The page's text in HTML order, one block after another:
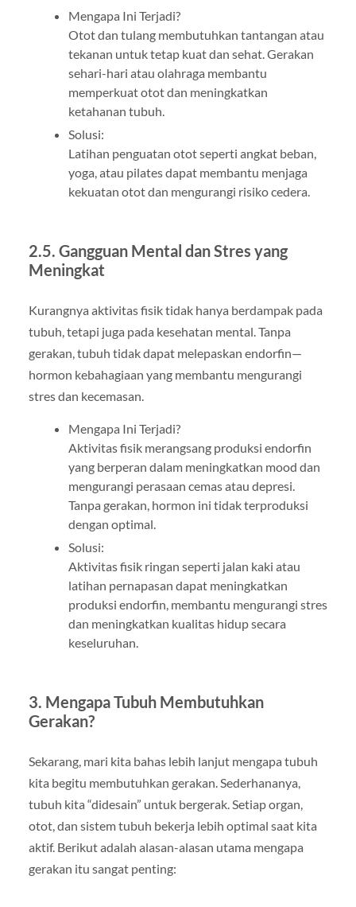
Mengapa Ini Terjadi?
Otot dan tulang membutuhkan tantangan atau
tekanan untuk tetap kuat dan sehat. Gerakan
sehari-hari atau olahraga membantu
memperkuat otot dan meningkatkan
ketahanan tubuh.
Solusi:
Latihan penguatan otot seperti angkat beban,
yoga, atau pilates dapat membantu menjaga
kekuatan otot dan mengurangi risiko cedera.
2.5. Gangguan Mental dan Stres yang
Meningkat
Kurangnya aktivitas fisik tidak hanya berdampak pada
tubuh, tetapi juga pada kesehatan mental. Tanpa
gerakan, tubuh tidak dapat melepaskan endorfin—
hormon kebahagiaan yang membantu mengurangi
stres dan kecemasan.
Mengapa Ini Terjadi?
Aktivitas fisik merangsang produksi endorfin
yang berperan dalam meningkatkan mood dan
mengurangi perasaan cemas atau depresi.
Tanpa gerakan, hormon ini tidak terproduksi
dengan optimal.
Solusi:
Aktivitas fisik ringan seperti jalan kaki atau
latihan pernapasan dapat meningkatkan
produksi endorfin, membantu mengurangi stres
dan meningkatkan kualitas hidup secara
keseluruhan.
3. Mengapa Tubuh Membutuhkan
Gerakan?
Sekarang, mari kita bahas lebih lanjut mengapa tubuh
kita begitu membutuhkan gerakan. Sederhananya,
tubuh kita “didesain” untuk bergerak. Setiap organ,
otot, dan sistem tubuh bekerja lebih optimal saat kita
aktif. Berikut adalah alasan-alasan utama mengapa
gerakan itu sangat penting: